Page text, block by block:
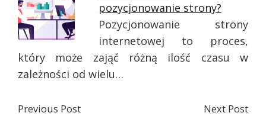
pozycjonowanie strony?
Pozycjonowanie strony
internetowej to proces,
który może zająć różną ilość czasu w
zależności od wielu…
Previous Post Next Post